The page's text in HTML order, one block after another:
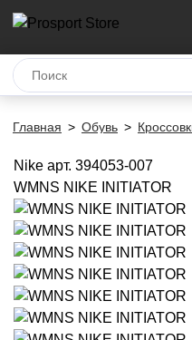
Главная Обувь
Nike арт. 394053-007
WMNS NIKE INITIATOR